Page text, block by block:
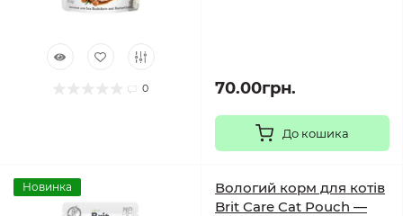
0 70.00грн.
До кошика
Новинка
Вологий корм для котів
Brit Care Cat Pouch —